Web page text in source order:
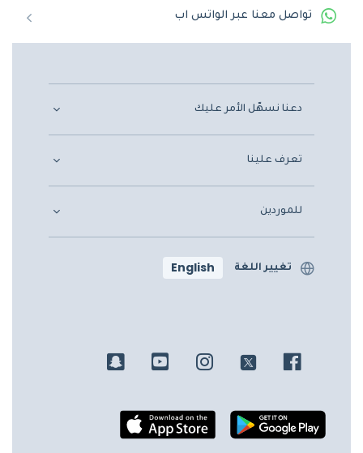
تواصل معنا عبر الواتس اب
دعنا نسهّل الأمر عليك
تعرف علينا
للموردين
تغيير اللغة English